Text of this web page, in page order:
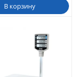
В корзину